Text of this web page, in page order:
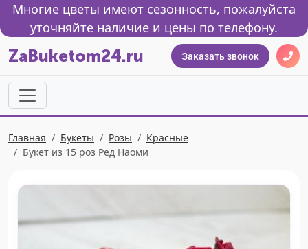
Многие цветы имеют сезонность, пожалуйста
уточняйте наличие и цены по телефону.
ZaBuketom24.ru Заказать звонок
Главная Букеты Розы
Красные
Букет из 15 роз Ред Наоми